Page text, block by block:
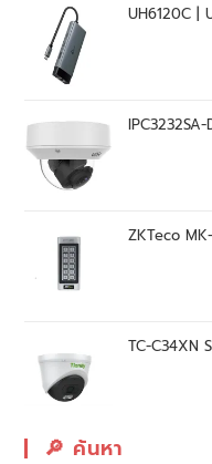
UH6120C |
IPC3232SA-
ZKTeco
TC-C34XN
🔎︎ ค้นหา